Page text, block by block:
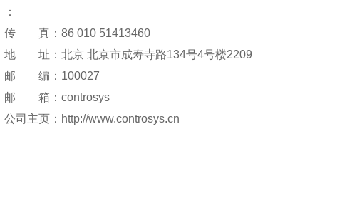
：
传 真：86 010 51413460
地 址：北京 北京市成寿寺路134号4号楼2209
邮 编：100027
邮 箱：controsys
公司主页：http://www.controsys.cn